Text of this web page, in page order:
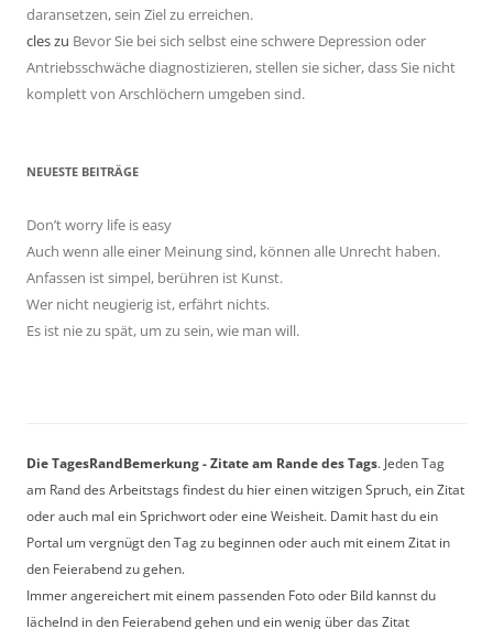
daransetzen, sein Ziel zu erreichen.
cleszu Bevor Sie bei sich selbst eine schwere Depression oder
Antriebsschwäche diagnostizieren, stellen sie sicher, dass Sie nicht
komplett von Arschlöchern umgeben sind.
NEUESTE BEITRÄGE
Don’t worry life is easy
Auch wenn alle einer Meinung sind, können alle Unrecht haben.
Anfassen ist simpel, berühren ist Kunst.
Wer nicht neugierig ist, erfährt nichts.
Es ist nie zu spät, um zu sein, wie man will.
Die TagesRandBemerkung - Zitate am Rande des Tags. Jeden Tag
am Rand des Arbeitstags findest du hier einen witzigen Spruch, ein Zitat
oder auch mal ein Sprichwort oder eine Weisheit. Damit hast du ein
Portal um vergnügt den Tag zu beginnen oder auch mit einem Zitat in
den Feierabend zu gehen.
Immer angereichert mit einem passenden Foto oder Bild kannst du
lächelnd in den Feierabend gehen und ein wenig über das Zitat